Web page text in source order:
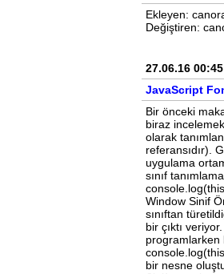
Ekleyen:
Değiştiren:
27.06.16 00:45
JavaScript
Bir önceki
biraz
olarak
referansıdır).
uygulama
sınıf
Window Sinif
sınıftan
bir çıktı
programlarken
bir nesne